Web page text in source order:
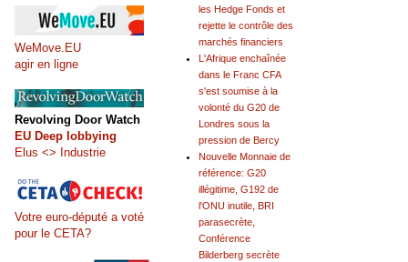
les Hedge Fonds et
rejette le contrôle des
marchés financiers
L'Afrique enchaînée
dans le Franc CFA
s'est soumise à la
volonté du G20 de
Londres sous la
pression de Bercy
Nouvelle Monnaie de
référence: G20
illégitime, G192 de
l'ONU inutile, BRI
parasecrète,
Conférence
Bilderberg secrète
WeMove.EU
agir en ligne
Revolving Door Watch
EU Deep lobbying
Elus <> Industrie
Votre euro-député a voté
pour le CETA?